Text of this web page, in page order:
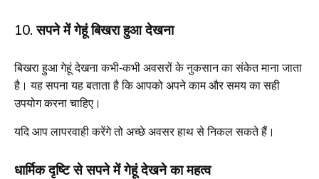
10. सपने में गेहूं बिखरा हुआ देखना
बिखरा हुआ गेहूं देखना कभी-कभी अवसरों के नुकसान का संकेत माना जाता
है। यह सपना यह बताता है कि आपको अपने काम और समय का सही
उपयोग करना चाहिए।
यदि आप लापरवाही करेंगे तो अच्छे अवसर हाथ से निकल सकते हैं।
धार्मिक दृष्टि से सपने में गेहूं देखने का महत्व